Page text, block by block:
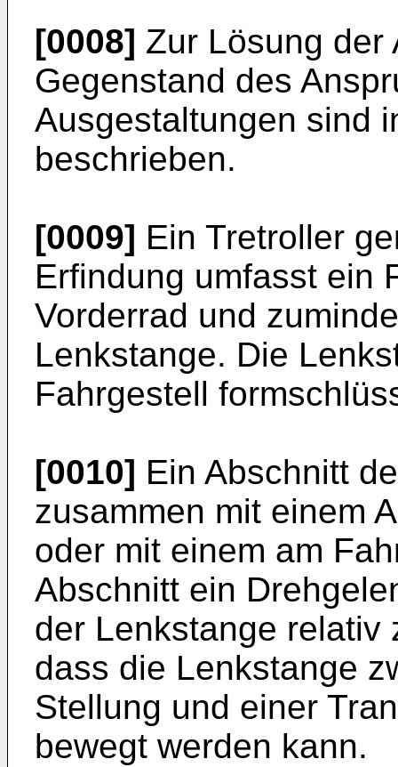
[0008] Zur Lösung der
Gegenstand des
Ausgestaltungen sind
beschrieben.
[0009] Ein Tretroller
Erfindung umfasst ein
Vorderrad und
Lenkstange. Die
Fahrgestell
[0010] Ein Abschnitt
zusammen mit einem
oder mit einem am
Abschnitt ein
der Lenkstange relativ
dass die Lenkstange
Stellung und einer
bewegt werden kann.